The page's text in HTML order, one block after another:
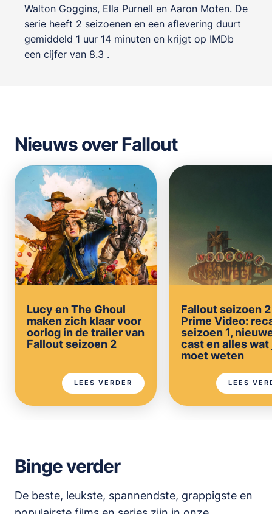
Walton Goggins, Ella Purnell en Aaron Moten. De
serie heeft 2 seizoenen en een aflevering duurt
gemiddeld 1 uur 14 minuten en krijgt op IMDb
een cijfer van 8.3 .
Nieuws over Fallout
Lucy en The Ghoul
maken zich klaar voor
oorlog in de trailer van
Fallout seizoen 2
LEES VERDER
Fallout seizoen
Prime Video:
seizoen 1,
cast en alles wat
moet weten
LEES
Binge verder
De beste, leukste, spannendste, grappigste en